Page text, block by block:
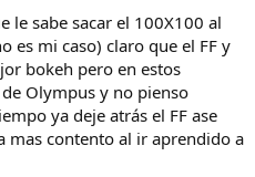
medio, imagino que por algo
le sabe sacar el 100X100 al
es mi caso) claro que el FF y
bokeh pero en estos
Olympus y no pienso
ya deje atrás el FF ase
mas contento al ir aprendido a